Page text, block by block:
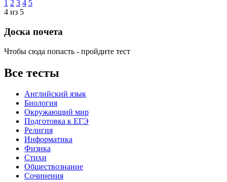
1 2 3 4 5
4 из 5
Доска почета
Чтобы сюда попасть - пройдите тест
Все тесты
Английский язык
Биология
Окружающий мир
Подготовка к ЕГЭ
Религия
Информатика
Физика
Стихи
Обществознание
Сочинения